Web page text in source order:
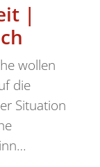
|
wollen
die
Situation